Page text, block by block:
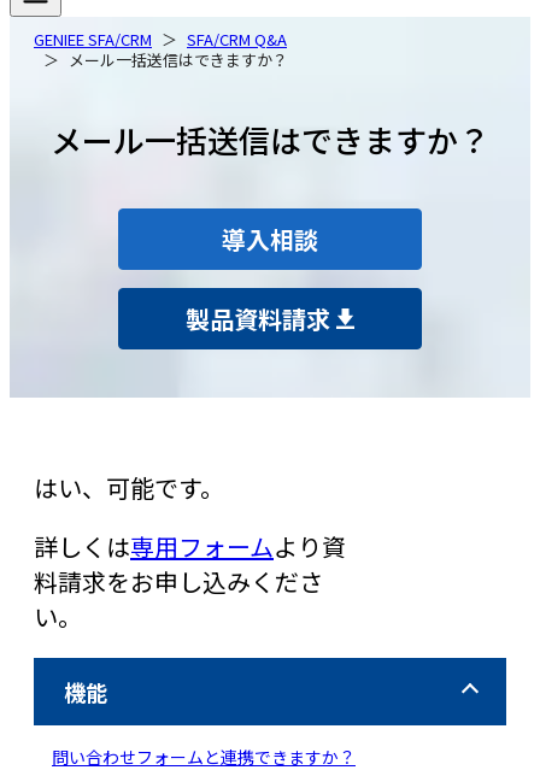
GENIEE SFA/CRM
SFA/CRM Q&A
メール一括送信はできますか？
メール一括送信はできますか？
導入相談
製品資料請求
機能
問い合わせフォームと連携できますか？
はい、可能です。
詳しくは専用フォームより資
料請求をお申し込みくださ
い。